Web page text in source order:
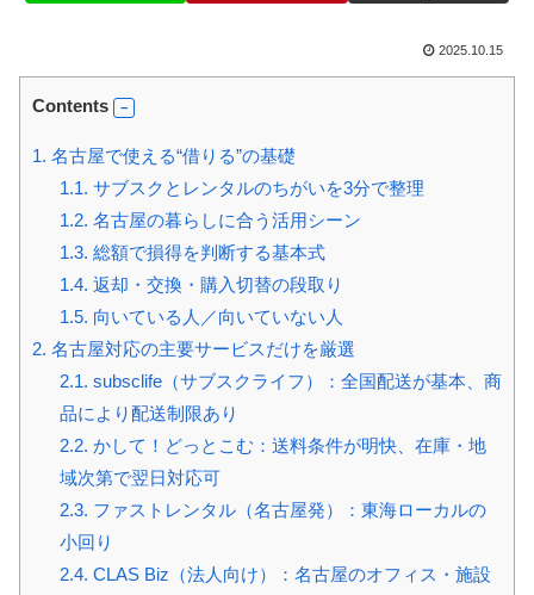
2025.10.15
Contents
1. 名古屋で使える“借りる”の基礎
1.1. サブスクとレンタルのちがいを3分で整理
1.2. 名古屋の暮らしに合う活用シーン
1.3. 総額で損得を判断する基本式
1.4. 返却・交換・購入切替の段取り
1.5. 向いている人／向いていない人
2. 名古屋対応の主要サービスだけを厳選
2.1. subsclife（サブスクライフ）：全国配送が基本、商
品により配送制限あり
2.2. かして！どっとこむ：送料条件が明快、在庫・地
域次第で翌日対応可
2.3. ファストレンタル（名古屋発）：東海ローカルの
小回り
2.4. CLAS Biz（法人向け）：名古屋のオフィス・施設